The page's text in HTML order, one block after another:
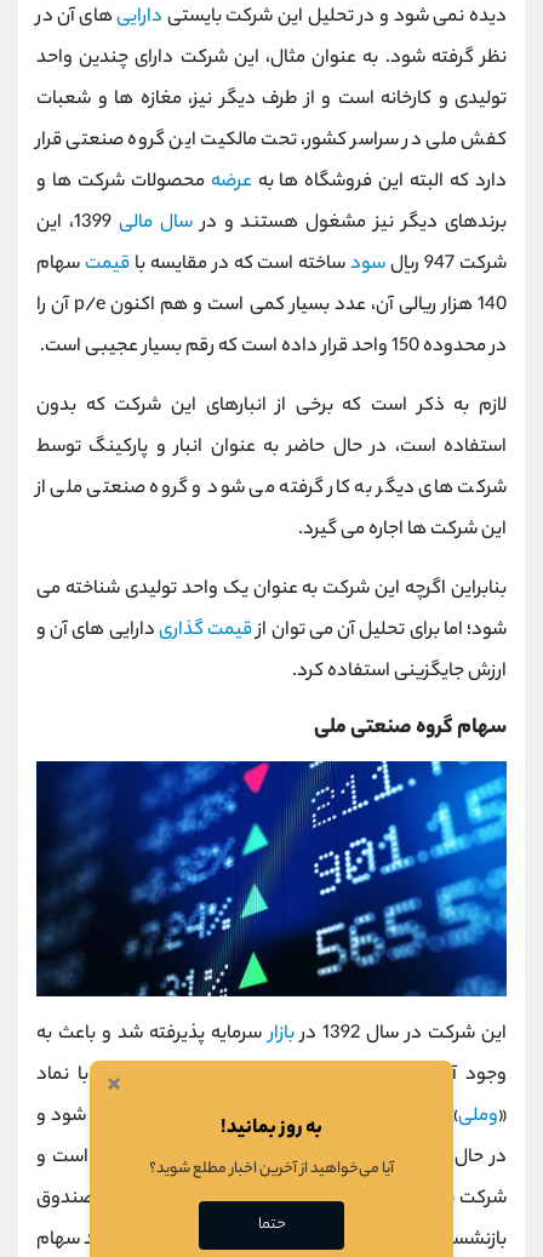
دیده نمی شود و در تحلیل این شرکت بایستی داراییهای آن در
نظر گرفته شود. به عنوان مثال، این شرکت دارای چندین واحد
تولیدی و کارخانه است و از طرف دیگر نیز، مغازه ها و شعبات
کفش ملی در سراسر کشور، تحت مالکیت این گروه صنعتی قرار
دارد که البته این فروشگاه ها بهعرضه محصولات شرکت ها و
برندهای دیگر نیز مشغول هستند و درسال مالی
1399، این
شرکت 947 ریال
سودساخته است که در مقایسه باقیمت سهام
140 هزار ریالی آن، عدد بسیار کمی است و هم اکنون p/e آن را
در محدوده 150 واحد قرار داده است که رقم بسیار عجیبی است.
لازم به ذکر است که برخی از انبارهای این شرکت که بدون
استفاده است، در حال حاضر به عنوان انبار و پارکینگ توسط
شرکت های دیگر به کار گرفته می شود و گروه صنعتی ملی از
این شرکت ها اجاره می گیرد.
بنابراین اگرچه این شرکت به عنوان یک واحد تولیدی شناخته می
شود؛ اما برای تحلیل آن می توان ازقیمت گذاریدارایی های آن و
ارزش جایگزینی استفاده کرد.
سهام گروه صنعتی ملی
این شرکت در سال 1392 در بازارسرمایه پذیرفته شد و باعث به
وجود آمدن گروه دباغی در این بازار شد و سهام آن با نماد
«وملی» در بازار دوم بورساوراق بهادار تهران معامله می شود و
در حال حاضر،
ارزش بازار
آن حدود 3500 میلیارد تومان است و
شرکت سرمایه گذاری
آتیه صبا (یکی از زیر مجموعه های صندوق
بازنشستگی کشوری)، با در اختیار داشتن بیش از 78 درصد سهام
×
به روز بمانید!
آیا می‌خواهید از آخرین اخبار مطلع شوید؟
حتما